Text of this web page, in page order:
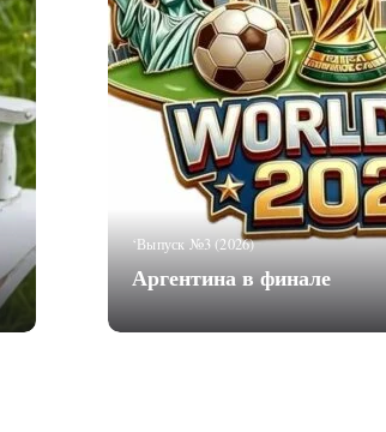
‘Выпуск №3 (2026)
Аргентина в финале